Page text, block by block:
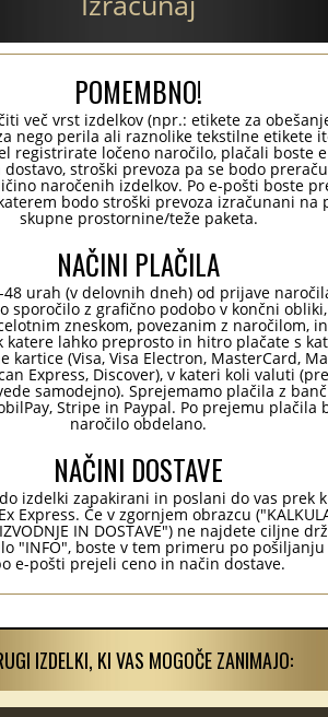
POMEMBNO!
več vrst izdelkov (npr.: etikete za
nego perila ali raznolike tekstilne etikete
registrirate ločeno naročilo, plačali boste
stroški prevoza pa se bodo
naročenih izdelkov. Po e-pošti boste
bodo stroški prevoza izračunani na
skupne prostornine/teže paketa.
NAČINI PLAČILA
urah (v delovnih dneh) od prijave
sporočilo z grafično podobo v končni
zneskom, povezanim z naročilom,
katere lahko preprosto in hitro plačate s
kartice (Visa, Visa Electron, MasterCard,
Express, Discover), v kateri koli valuti
samodejno). Sprejemamo plačila z
Stripe in Paypal. Po prejemu plačila
naročilo obdelano.
NAČINI DOSTAVE
izdelki zapakirani in poslani do vas prek
Express. Če v zgornjem obrazcu
IN DOSTAVE") ne najdete ciljne
"INFO", boste v tem primeru po
e-pošti prejeli ceno in način dostave.
IZDELKI, KI VAS MOGOČE ZANIMAJO: